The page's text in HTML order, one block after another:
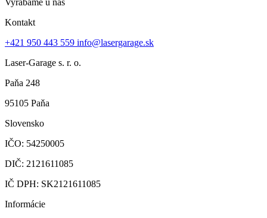
Kontakt
+421 950 443 559 info@lasergarage.sk
Laser-Garage s. r. o.
Paňa 248
95105 Paňa
Slovensko
IČO: 54250005
DIČ: 2121611085
IČ DPH: SK2121611085
Informácie